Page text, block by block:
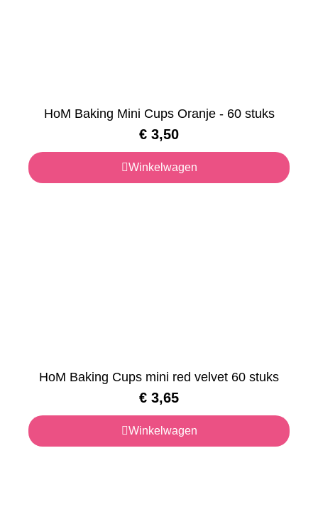
HoM Baking Mini Cups Oranje - 60 stuks
€ 3,50
Winkelwagen
HoM Baking Cups mini red velvet 60 stuks
€ 3,65
Winkelwagen